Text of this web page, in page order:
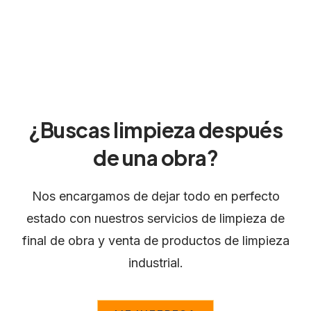
¿Buscas limpieza después
de una obra?
Nos encargamos de dejar todo en perfecto
estado con nuestros servicios de limpieza de
final de obra y venta de productos de limpieza
industrial.